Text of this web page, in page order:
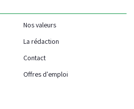
Nos valeurs
La rédaction
Contact
Offres d'emploi